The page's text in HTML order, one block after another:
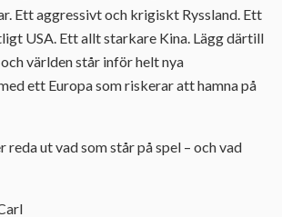
Ett aggressivt och krigiskt Ryssland. Ett
USA. Ett allt starkare Kina. Lägg därtill
världen står inför helt nya
ett Europa som riskerar att hamna på
ut vad som står på spel – och vad